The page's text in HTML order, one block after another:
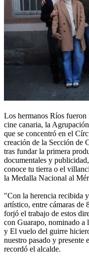
Los hermanos Ríos
cine canaria, la
que se concentró en el
creación de la Sección de
tras fundar la primera
documentales y
conoce tu tierra o el
la Medalla Nacional al
"Con la herencia recibida
artístico, entre cámaras
forjó el trabajo de estos
con Guarapo, nominado a
y El vuelo del guirre
nuestro pasado y
recordó el alcalde.